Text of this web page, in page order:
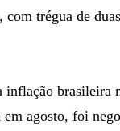
trégua de
inflação
agosto, foi